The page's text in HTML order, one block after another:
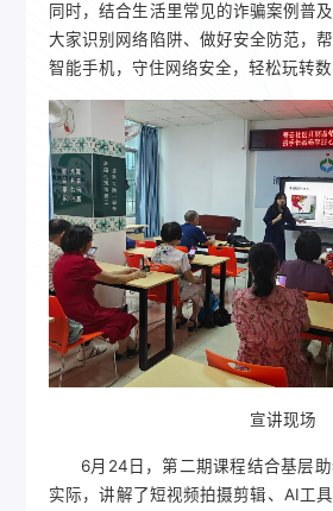
同时，结合生活里常见的诈骗案例普
大家识别网络陷阱、做好安全防范，
智能手机，守住网络安全，轻松玩转数
宣讲现场
6月24日，第二期课程结合基层
实际，讲解了短视频拍摄剪辑、AI工